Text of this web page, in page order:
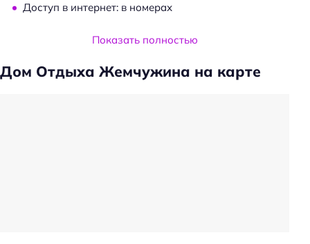
Доступ в интернет: в номерах
Услуги и удобстваПоказать полностью
Дом Отдыха Жемчужина на карте